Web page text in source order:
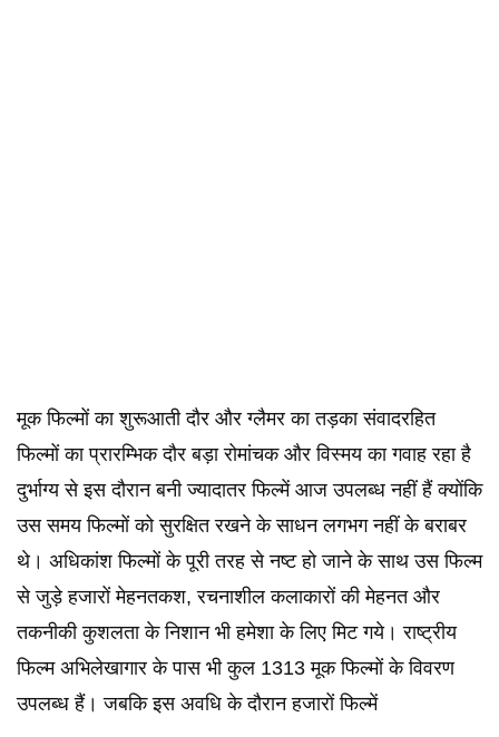
मूक फिल्मों का शुरूआती दौर और ग्लैमर का तड़का संवादरहित
फिल्मों का प्रारम्भिक दौर बड़ा रोमांचक और विस्मय का गवाह रहा है
दुर्भाग्य से इस दौरान बनी ज्यादातर फिल्में आज उपलब्ध नहीं हैं क्योंकि
उस समय फिल्मों को सुरक्षित रखने के साधन लगभग नहीं के बराबर
थे। अधिकांश फिल्मों के पूरी तरह से नष्ट हो जाने के साथ उस फिल्म
से जुड़े हजारों मेहनतकश, रचनाशील कलाकारों की मेहनत और
तकनीकी कुशलता के निशान भी हमेशा के लिए मिट गये। राष्ट्रीय
फिल्म अभिलेखागार के पास भी कुल 1313 मूक फिल्मों के विवरण
उपलब्ध हैं। जबकि इस अवधि के दौरान हजारों फिल्में